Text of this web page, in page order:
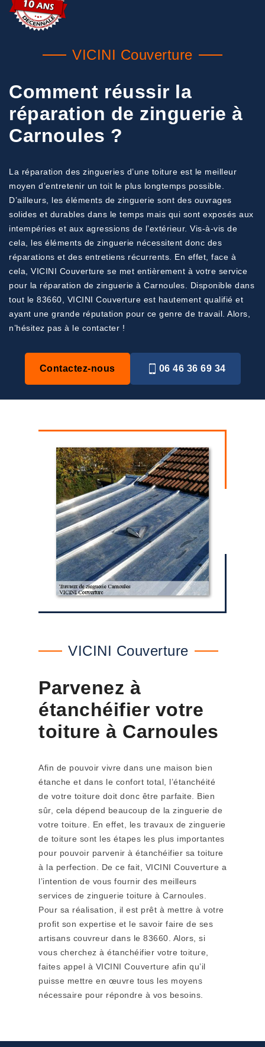
VICINI Couverture
Comment réussir la
réparation de zinguerie à
Carnoules ?
La réparation des zingueries d’une toiture est le meilleur
moyen d’entretenir un toit le plus longtemps possible.
D’ailleurs, les éléments de zinguerie sont des ouvrages
solides et durables dans le temps mais qui sont exposés aux
intempéries et aux agressions de l’extérieur. Vis-à-vis de
cela, les éléments de zinguerie nécessitent donc des
réparations et des entretiens récurrents. En effet, face à
cela, VICINI Couverture se met entièrement à votre service
pour la réparation de zinguerie à Carnoules. Disponible dans
tout le 83660, VICINI Couverture est hautement qualifié et
ayant une grande réputation pour ce genre de travail. Alors,
n’hésitez pas à le contacter !
Contactez-nous 06 46 36 69 34
VICINI Couverture
Parvenez à
étanchéifier votre
toiture à Carnoules
Afin de pouvoir vivre dans une maison bien
étanche et dans le confort total, l’étanchéité
de votre toiture doit donc être parfaite. Bien
sûr, cela dépend beaucoup de la zinguerie de
votre toiture. En effet, les travaux de zinguerie
de toiture sont les étapes les plus importantes
pour pouvoir parvenir à étanchéifier sa toiture
à la perfection. De ce fait, VICINI Couverture a
l’intention de vous fournir des meilleurs
services de zinguerie toiture à Carnoules.
Pour sa réalisation, il est prêt à mettre à votre
profit son expertise et le savoir faire de ses
artisans couvreur dans le 83660. Alors, si
vous cherchez à étanchéifier votre toiture,
faites appel à VICINI Couverture afin qu’il
puisse mettre en œuvre tous les moyens
nécessaire pour répondre à vos besoins.